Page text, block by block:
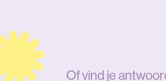
Of vind je